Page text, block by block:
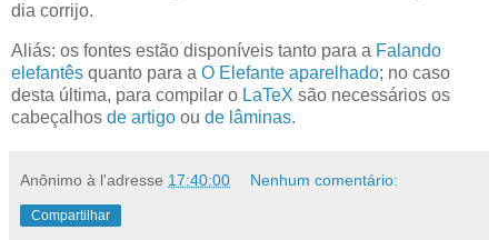
dia corrijo.
Aliás: os fontes estão disponíveis tanto para a Falando
elefantês quanto para a O Elefante aparelhado; no caso
desta última, para compilar o LaTeX são necessários os
cabeçalhos de artigo ou de lâminas.
Anônimo à l'adresse 17:40:00 Nenhum comentário:
Compartilhar